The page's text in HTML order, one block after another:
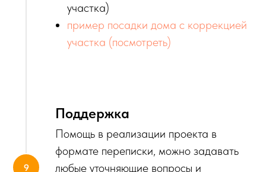
участка)
пример посадки дома с коррекцией
участка (посмотреть)
Поддержка
Помощь в реализации проекта в
формате переписки, можно задавать
любые уточняющие вопросы и